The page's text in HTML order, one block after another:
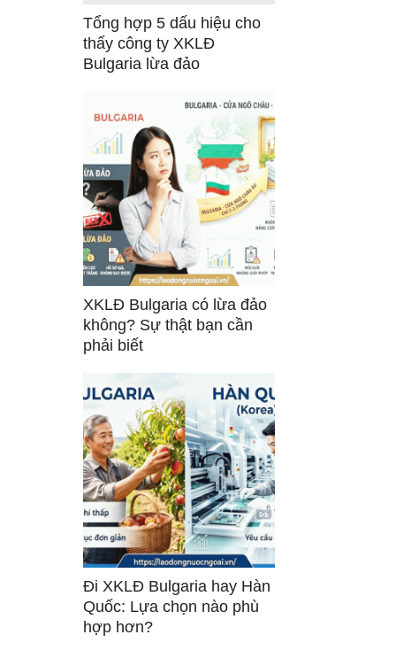
Tổng hợp 5 dấu hiệu cho
thấy công ty XKLĐ
Bulgaria lừa đảo
XKLĐ Bulgaria có lừa đảo
không? Sự thật bạn cần
phải biết
Đi XKLĐ Bulgaria hay Hàn
Quốc: Lựa chọn nào phù
hợp hơn?